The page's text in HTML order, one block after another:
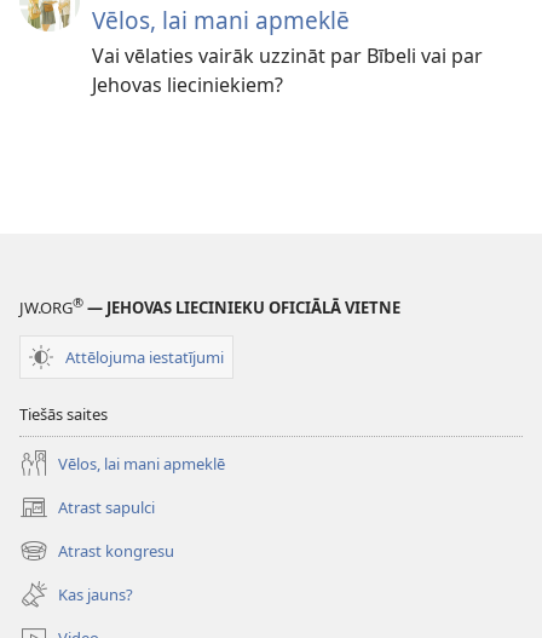
Vēlos, lai mani apmeklē
Vai vēlaties vairāk uzzināt par Bībeli vai par
Jehovas lieciniekiem?
JW.ORG® — JEHOVAS LIECINIEKU OFICIĀLĀ VIETNE
Attēlojuma iestatījumi
Tiešās saites
Vēlos, lai mani apmeklē
Atrast sapulci
(opens
new
window)
Atrast kongresu
(opens
new
window)
Kas jauns?